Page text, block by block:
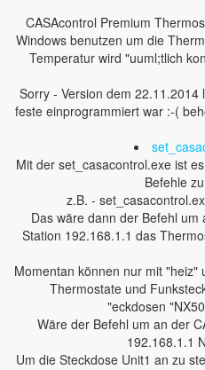
CASAcontrol Premium
Windows benutzen um die
Temperatur wird "uuml;tlich
Sorry - Version dem
feste einprogrammiert war :-(
Mit der set_casacontrol.exe ist
Befehle
z.B. -
Das wäre dann der Befehl
Station 192.168.1.1 das
Momentan können nur mit "heiz"
Thermostate und
"eckdosen
Wäre der Befehl um an der
192.168.1.1
Um die Steckdose Unit1 an zu